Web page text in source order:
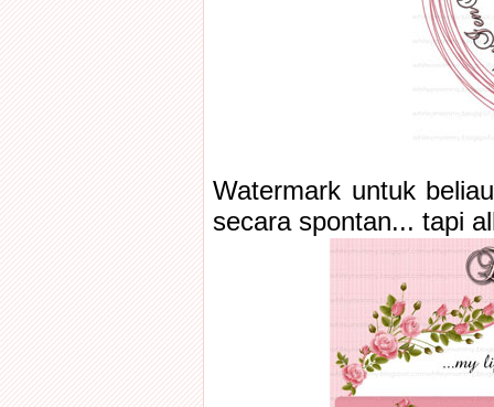
Watermark untuk
secara spontan... tapi